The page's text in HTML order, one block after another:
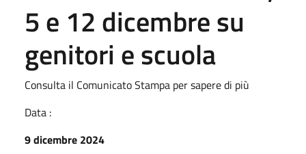
5 e 12 dicembre su
genitori e scuola
Consulta il Comunicato Stampa per sapere di più
Data :
9 dicembre 2024